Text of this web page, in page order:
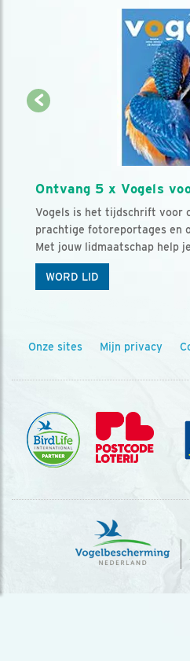
Ontvang 5 x Vogels
Vogels is het tijdschrift voor
prachtige fotoreportages en
Met jouw lidmaatschap help
WORD LID
Onze sites Mijn privacy